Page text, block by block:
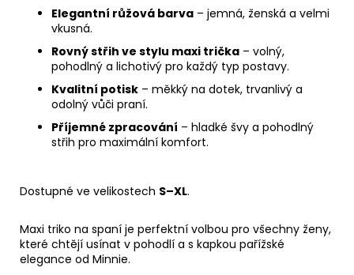
Elegantní růžová barva – jemná, ženská a velmi
vkusná.
Rovný střih ve stylu maxi trička – volný,
pohodlný a lichotivý pro každý typ postavy.
Kvalitní potisk – měkký na dotek, trvanlivý a
odolný vůči praní.
Příjemné zpracování – hladké švy a pohodlný
střih pro maximální komfort.
Dostupné ve velikostech S–XL.
Maxi triko na spaní je perfektní volbou pro všechny ženy,
které chtějí usínat v pohodlí a s kapkou pařížské
elegance od Minnie.